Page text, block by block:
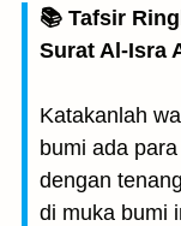
📚 Tafsir
Surat Al-Isra
Katakanlah
bumi ada
dengan
di muka bumi